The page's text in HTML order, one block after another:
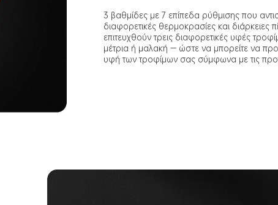
3 βαθμίδες με 7 επίπεδα ρύθμισης που
διαφορετικές θερμοκρασίες και διάρκειες
επιτευχθούν τρεις διαφορετικές υφές
μέτρια ή μαλακή — ώστε να μπορείτε να
υφή των τροφίμων σας σύμφωνα με τις